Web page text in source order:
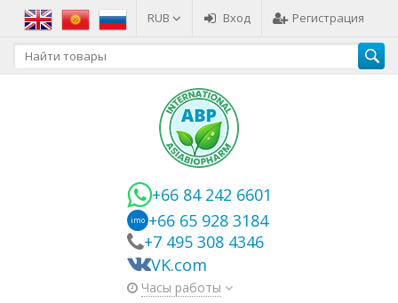
RUB Вход Регистрация
+66 84 242 6601
imo +66 65 928 3184
+7 495 308 4346
VK.com
Часы работы